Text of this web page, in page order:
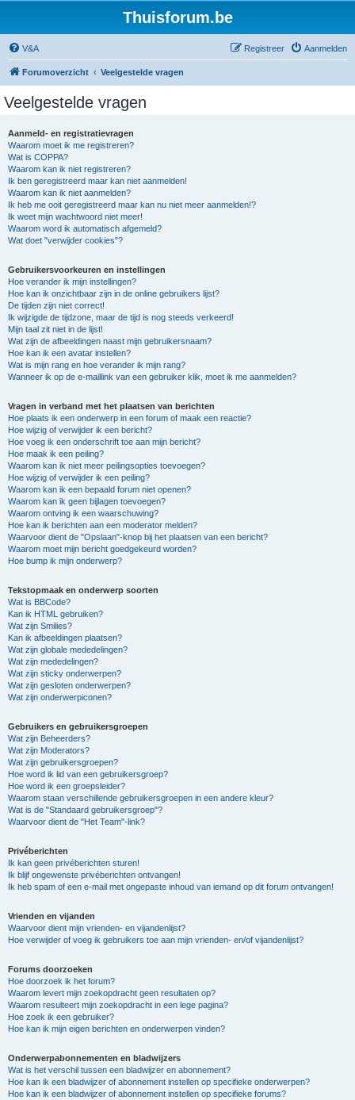
Thuisforum.be
V&A Aanmelden
Registreer
Forumoverzicht Veelgestelde vragen
Veelgestelde vragen
Aanmeld- en registratievragen
Waarom moet ik me registreren?
Wat is COPPA?
Waarom kan ik niet registreren?
Ik ben geregistreerd maar kan niet aanmelden!
Waarom kan ik niet aanmelden?
Ik heb me ooit geregistreerd maar kan nu niet meer aanmelden!?
Ik weet mijn wachtwoord niet meer!
Waarom word ik automatisch afgemeld?
Wat doet "verwijder cookies"?
Gebruikersvoorkeuren en instellingen
Hoe verander ik mijn instellingen?
Hoe kan ik onzichtbaar zijn in de online gebruikers lijst?
De tijden zijn niet correct!
Ik wijzigde de tijdzone, maar de tijd is nog steeds verkeerd!
Mijn taal zit niet in de lijst!
Wat zijn de afbeeldingen naast mijn gebruikersnaam?
Hoe kan ik een avatar instellen?
Wat is mijn rang en hoe verander ik mijn rang?
Wanneer ik op de e-maillink van een gebruiker klik, moet ik me aanmelden?
Vragen in verband met het plaatsen van berichten
Hoe plaats ik een onderwerp in een forum of maak een reactie?
Hoe wijzig of verwijder ik een bericht?
Hoe voeg ik een onderschrift toe aan mijn bericht?
Hoe maak ik een peiling?
Waarom kan ik niet meer peilingsopties toevoegen?
Hoe wijzig of verwijder ik een peiling?
Waarom kan ik een bepaald forum niet openen?
Waarom kan ik geen bijlagen toevoegen?
Waarom ontving ik een waarschuwing?
Hoe kan ik berichten aan een moderator melden?
Waarvoor dient de "Opslaan"-knop bij het plaatsen van een bericht?
Waarom moet mijn bericht goedgekeurd worden?
Hoe bump ik mijn onderwerp?
Tekstopmaak en onderwerp soorten
Wat is BBCode?
Kan ik HTML gebruiken?
Wat zijn Smilies?
Kan ik afbeeldingen plaatsen?
Wat zijn globale mededelingen?
Wat zijn mededelingen?
Wat zijn sticky onderwerpen?
Wat zijn gesloten onderwerpen?
Wat zijn onderwerpiconen?
Gebruikers en gebruikersgroepen
Wat zijn Beheerders?
Wat zijn Moderators?
Wat zijn gebruikersgroepen?
Hoe word ik lid van een gebruikersgroep?
Hoe word ik een groepsleider?
Waarom staan verschillende gebruikersgroepen in een andere kleur?
Wat is de "Standaard gebruikersgroep"?
Waarvoor dient de "Het Team"-link?
Privéberichten
Ik kan geen privéberichten sturen!
Ik blijf ongewenste privéberichten ontvangen!
Ik heb spam of een e-mail met ongepaste inhoud van iemand op dit forum ontvangen!
Vrienden en vijanden
Waarvoor dient mijn vrienden- en vijandenlijst?
Hoe verwijder of voeg ik gebruikers toe aan mijn vrienden- en/of vijandenlijst?
Forums doorzoeken
Hoe doorzoek ik het forum?
Waarom levert mijn zoekopdracht geen resultaten op?
Waarom resulteert mijn zoekopdracht in een lege pagina?
Hoe zoek ik een gebruiker?
Hoe kan ik mijn eigen berichten en onderwerpen vinden?
Onderwerpabonnementen en bladwijzers
Wat is het verschil tussen een bladwijzer en abonnement?
Hoe kan ik een bladwijzer of abonnement instellen op specifieke onderwerpen?
Hoe kan ik een bladwijzer of abonnement instellen op specifieke forums?